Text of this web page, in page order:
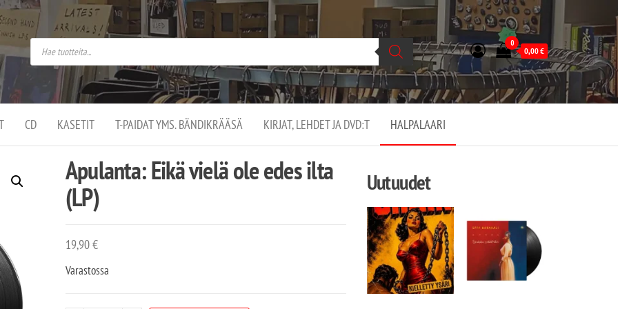
–
on
0
0,00€
CD KASETIT T-PAIDAT YMS. BÄNDIKRÄÄSÄ KIRJAT, LEHDET JA DVD:T HALPALAARI
Apulanta: Eikä vielä ole edes ilta
(LP)
19,90€
Varastossa
Uutuudet